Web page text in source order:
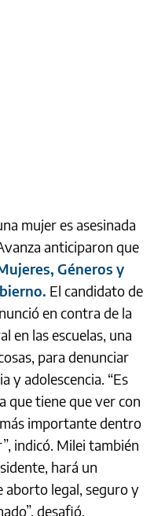
mujer es asesinada
anticiparon que
Géneros y
El candidato de
en contra de la
en las escuelas, una
para denunciar
y adolescencia. “Es
que tiene que ver con
importante dentro
indicó. Milei también
hará un
aborto legal, seguro y
desafió.